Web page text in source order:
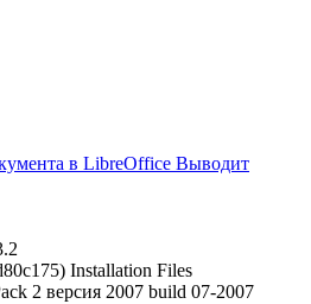
в LibreOffice Выводит
Installation Files
2 версия 2007 build 07-2007